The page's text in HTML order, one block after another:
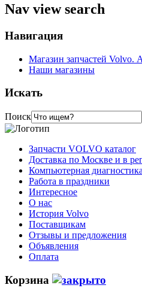
Nav view search
Навигация
Магазин запчастей Volvo.
Наши магазины
Искать
Поиск
Запчасти VOLVO каталог
Доставка по Москве и в
Компьютерная диагностика
Работа в праздники
Интересное
О нас
История Volvo
Поставщикам
Отзывы и предложения
Объявления
Оплата
Корзина